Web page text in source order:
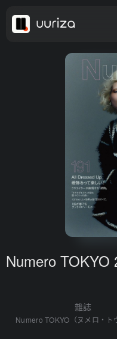
Numero TOKYO
雜誌
Numero TOKYO（ヌメロ・ト